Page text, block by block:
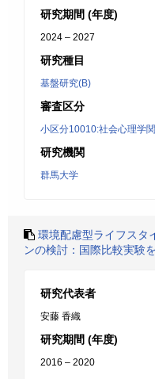
研究期間 (年度)
2024 – 2027
研究種目
基盤研究(B)
審査区分
小区分10010:社会心理学
研究機関
群馬大学
環境配慮型ライフスタ
ンの検討：国際比較実験
研究代表者
安藤 香織
研究期間 (年度)
2016 – 2020